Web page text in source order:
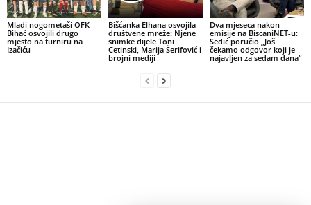
Mladi nogometaši OFK
Bihać osvojili drugo
mjesto na turniru na
Izačiću
Bišćanka Elhana osvojila
društvene mreže: Njene
snimke dijele Toni
Cetinski, Marija Šerifović i
brojni mediji
Dva mjeseca nakon
emisije na BiscaniNET-u:
Sedić poručio „Još
čekamo odgovor koji je
najavljen za sedam dana“